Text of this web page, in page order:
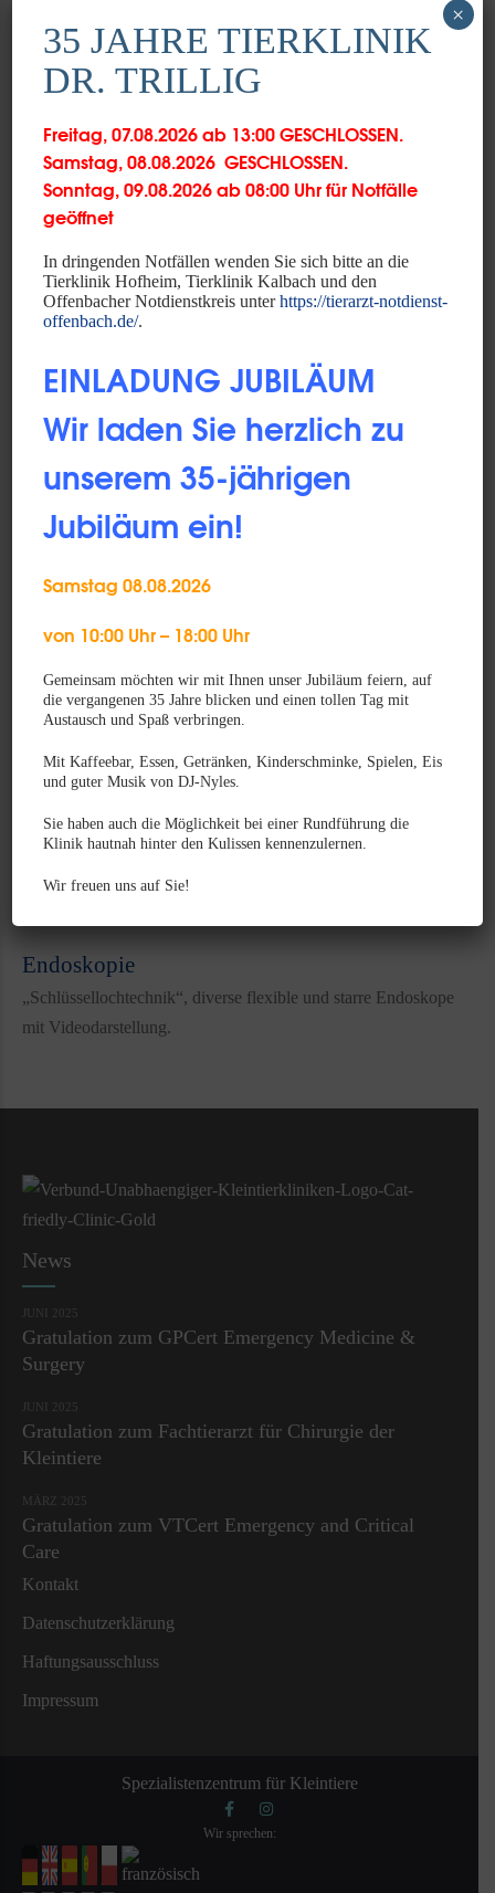
Heimtiere
Innere Medizin
Intensivmedizin
Kardiologie
Labor
Neurologie
Orthopädie
Zahnmedizin
Computertomografie
Multislice Spiral-CT (16 Zeiler, 3D-CT), Schichtaufnahmen
Echokardiographie
Röntgen
digitale Radiografie, schnell und schonend.
Dentalröntgen
Endoskopie
„Schlüssellochtechnik“, diverse flexible und starre Endoskope
mit Videodarstellung.
News
JUNI 2025
Gratulation zum GPCert Emergency Medicine &
Surgery
JUNI 2025
Gratulation zum Fachtierarzt für Chirurgie der
Kleintiere
MÄRZ 2025
Gratulation zum VTCert Emergency and Critical
Care
Kontakt
Datenschutzerklärung
Haftungsausschluss
Impressum
Spezialistenzentrum für Kleintiere
Wir sprechen:
35 JAHRE TIERKLINIK
DR. TRILLIG
Freitag, 07.08.2026 ab 13:00 GESCHLOSSEN.
Samstag, 08.08.2026 GESCHLOSSEN.
Sonntag, 09.08.2026 ab 08:00 Uhr für Notfälle
geöffnet
In dringenden Notfällen wenden Sie sich bitte an die
Tierklinik Hofheim, Tierklinik Kalbach und den
Offenbacher Notdienstkreis unterhttps://tierarzt-notdienst-
offenbach.de/.
EINLADUNG JUBILÄUM
Wir laden Sie herzlich zu
unserem 35-jährigen
Jubiläum ein!
Samstag 08.08.2026
von 10:00 Uhr – 18:00 Uhr
Gemeinsam möchten wir mit Ihnen unser Jubiläum feiern, auf
die vergangenen 35 Jahre blicken und einen tollen Tag mit
Austausch und Spaß verbringen.
Mit Kaffeebar, Essen, Getränken, Kinderschminke, Spielen, Eis
und guter Musik von DJ-Nyles.
Sie haben auch die Möglichkeit bei einer Rundführung die
Klinik hautnah hinter den Kulissen kennenzulernen.
Wir freuen uns auf Sie!
×